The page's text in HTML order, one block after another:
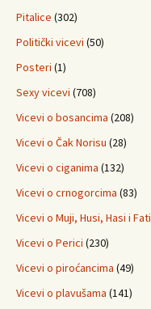
Pitalice (302)
Politički vicevi (50)
Posteri (1)
Sexy vicevi (708)
Vicevi o bosancima (208)
Vicevi o Čak Norisu (28)
Vicevi o ciganima (132)
Vicevi o crnogorcima (83)
Vicevi o Muji, Husi, Hasi i Fati
Vicevi o Perici (230)
Vicevi o piroćancima (49)
Vicevi o plavušama (141)